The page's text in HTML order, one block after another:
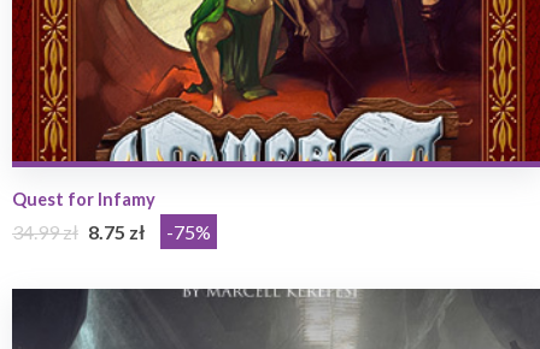
Quest for Infamy
34.99 zł 8.75 zł -75%